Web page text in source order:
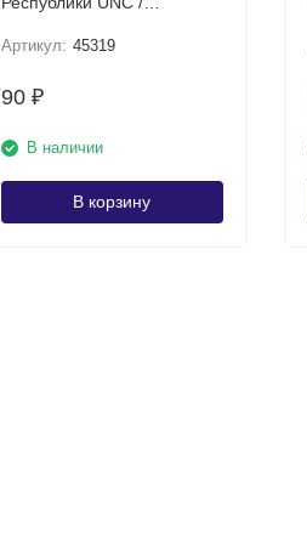
Артикул: 45319
90 ₽
В наличии
В корзину